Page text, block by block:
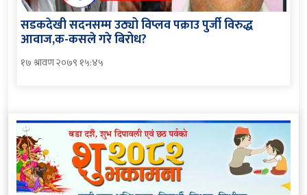
सडकदेखी सदनसम्म उठ्यो विप्लव पक्राउ पुर्जी विरुद्ध
आवाज,क-कसले गरे बिरोध?
१७ श्रावण २०७९ १५:४५